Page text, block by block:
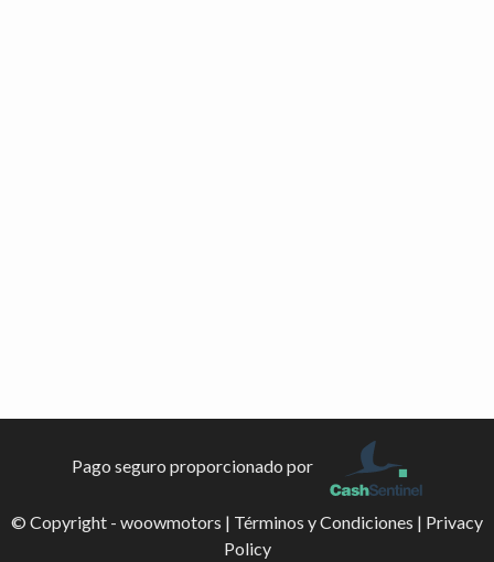
Pago seguro proporcionado por
© Copyright - woowmotors | Términos y Condiciones | Privacy
Policy